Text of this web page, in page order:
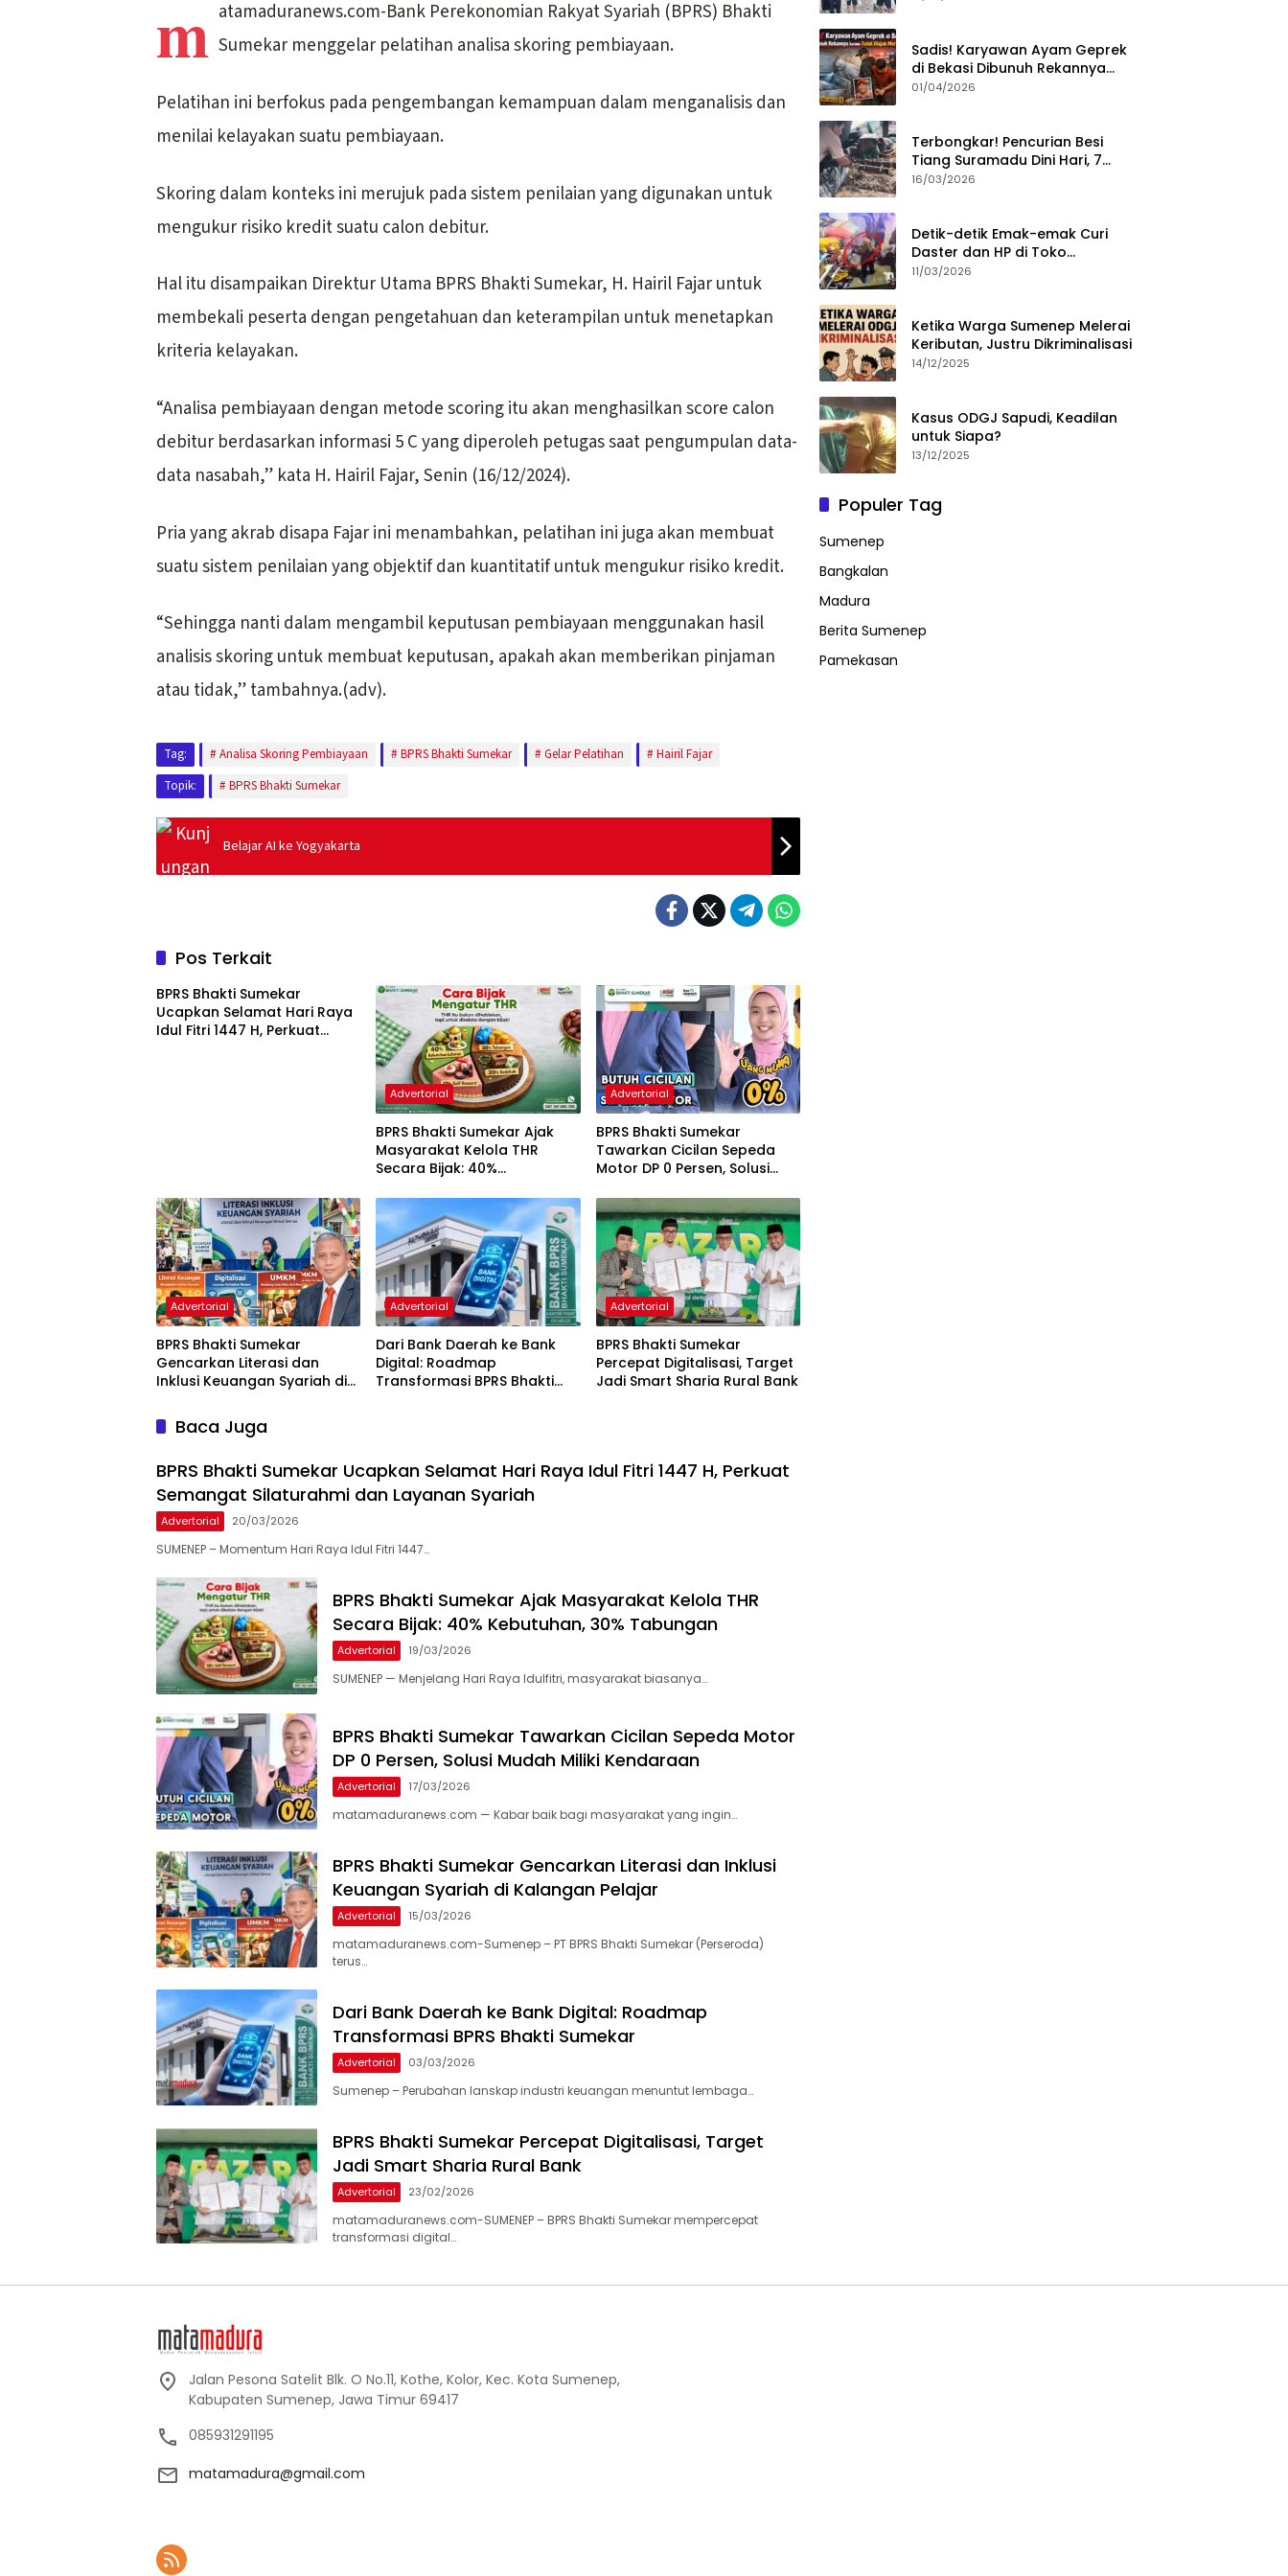
m atamaduranews.com-Bank Perekonomian Rakyat Syariah (BPRS) Bhakti
Sumekar menggelar pelatihan analisa skoring pembiayaan.
Pelatihan ini berfokus pada pengembangan kemampuan dalam menganalisis dan
menilai kelayakan suatu pembiayaan.
Skoring dalam konteks ini merujuk pada sistem penilaian yang digunakan untuk
mengukur risiko kredit suatu calon debitur.
Hal itu disampaikan Direktur Utama BPRS Bhakti Sumekar, H. Hairil Fajar untuk
membekali peserta dengan pengetahuan dan keterampilan untuk menetapkan
kriteria kelayakan.
“Analisa pembiayaan dengan metode scoring itu akan menghasilkan score calon
debitur berdasarkan informasi 5 C yang diperoleh petugas saat pengumpulan data-
data nasabah,” kata H. Hairil Fajar, Senin (16/12/2024).
Pria yang akrab disapa Fajar ini menambahkan, pelatihan ini juga akan membuat
suatu sistem penilaian yang objektif dan kuantitatif untuk mengukur risiko kredit.
“Sehingga nanti dalam mengambil keputusan pembiayaan menggunakan hasil
analisis skoring untuk membuat keputusan, apakah akan memberikan pinjaman
atau tidak,” tambahnya.(adv).
Tag: Analisa Skoring Pembiayaan BPRS Bhakti Sumekar Gelar Pelatihan
Hairil Fajar
Topik:
BPRS Bhakti Sumekar
Belajar AI ke Yogyakarta
Pos Terkait
BPRS Bhakti Sumekar
Ucapkan Selamat Hari Raya
Idul Fitri 1447 H, Perkuat
Advertorial
BPRS Bhakti Sumekar Ajak
Masyarakat Kelola THR
Secara Bijak: 40%
Advertorial
BPRS Bhakti Sumekar
Tawarkan Cicilan Sepeda
Motor DP 0 Persen, Solusi
Advertorial
BPRS Bhakti Sumekar
Gencarkan Literasi dan
Inklusi Keuangan Syariah di
Advertorial
Dari Bank Daerah ke Bank
Digital: Roadmap
Transformasi BPRS Bhakti
Advertorial
BPRS Bhakti Sumekar
Percepat Digitalisasi, Target
Jadi Smart Sharia Rural Bank
Baca Juga
BPRS Bhakti Sumekar Ucapkan Selamat Hari Raya Idul Fitri 1447 H, Perkuat
Semangat Silaturahmi dan Layanan Syariah
Advertorial 20/03/2026
SUMENEP – Momentum Hari Raya Idul Fitri 1447…
BPRS Bhakti Sumekar Ajak Masyarakat Kelola THR
Secara Bijak: 40% Kebutuhan, 30% Tabungan
Advertorial 19/03/2026
SUMENEP — Menjelang Hari Raya Idulfitri, masyarakat biasanya…
BPRS Bhakti Sumekar Tawarkan Cicilan Sepeda Motor
DP 0 Persen, Solusi Mudah Miliki Kendaraan
Advertorial 17/03/2026
matamaduranews.com — Kabar baik bagi masyarakat yang ingin…
BPRS Bhakti Sumekar Gencarkan Literasi dan Inklusi
Keuangan Syariah di Kalangan Pelajar
Advertorial 15/03/2026
matamaduranews.com-Sumenep – PT BPRS Bhakti Sumekar (Perseroda)
terus…
Dari Bank Daerah ke Bank Digital: Roadmap
Transformasi BPRS Bhakti Sumekar
Advertorial 03/03/2026
Sumenep – Perubahan lanskap industri keuangan menuntut lembaga…
BPRS Bhakti Sumekar Percepat Digitalisasi, Target
Jadi Smart Sharia Rural Bank
Advertorial 23/02/2026
matamaduranews.com-SUMENEP – BPRS Bhakti Sumekar mempercepat
transformasi digital…
Sadis! Karyawan Ayam Geprek
di Bekasi Dibunuh Rekannya
karena Tolak Diajak Merampok
01/04/2026
Terbongkar! Pencurian Besi
Tiang Suramadu Dini Hari, 7
ABK Ditangkap Polisi
16/03/2026
Detik-detik Emak-emak Curi
Daster dan HP di Toko
Sumenep, Aksi Terekam CCTV
11/03/2026
Ketika Warga Sumenep Melerai
Keributan, Justru Dikriminalisasi
14/12/2025
Kasus ODGJ Sapudi, Keadilan
untuk Siapa?
13/12/2025
Populer Tag
Sumenep
Bangkalan
Madura
Berita Sumenep
Pamekasan
Jalan Pesona Satelit Blk. O No.11, Kothe, Kolor, Kec. Kota Sumenep,
Kabupaten Sumenep, Jawa Timur 69417
085931291195
matamadura@gmail.com